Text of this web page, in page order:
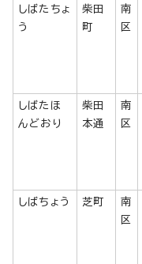
しばたちょ
う
柴田
町
南
区
しばたほ
んどおり
柴田
本通
南
区
しばちょう 芝町
南
区